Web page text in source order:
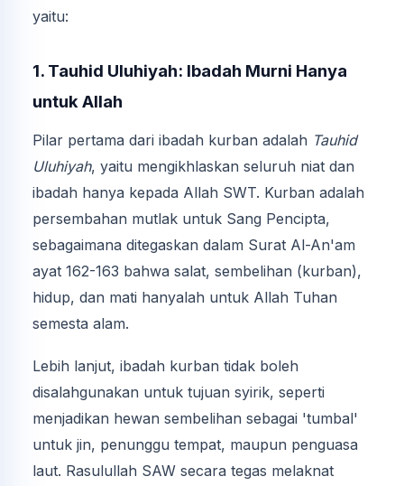
yaitu:
1. Tauhid Uluhiyah: Ibadah Murni Hanya
untuk Allah
Pilar pertama dari ibadah kurban adalah Tauhid
Uluhiyah, yaitu mengikhlaskan seluruh niat dan
ibadah hanya kepada Allah SWT. Kurban adalah
persembahan mutlak untuk Sang Pencipta,
sebagaimana ditegaskan dalam Surat Al-An'am
ayat 162-163 bahwa salat, sembelihan (kurban),
hidup, dan mati hanyalah untuk Allah Tuhan
semesta alam.
Lebih lanjut, ibadah kurban tidak boleh
disalahgunakan untuk tujuan syirik, seperti
menjadikan hewan sembelihan sebagai 'tumbal'
untuk jin, penunggu tempat, maupun penguasa
laut. Rasulullah SAW secara tegas melaknat